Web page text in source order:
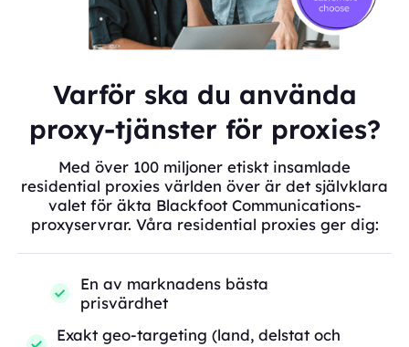
Varför ska du använda
proxy-tjänster för proxies?
Med över 100 miljoner etiskt insamlade
residential proxies världen över är det självklara
valet för äkta Blackfoot Communications-
proxyservrar. Våra residential proxies ger dig:
En av marknadens bästa
prisvärdhet
Exakt geo-targeting (land, delstat och